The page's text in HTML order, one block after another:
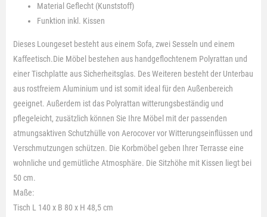
Material Geflecht (Kunststoff)
Funktion inkl. Kissen
Dieses Loungeset besteht aus einem Sofa, zwei Sesseln und einem
Kaffeetisch.Die Möbel bestehen aus handgeflochtenem Polyrattan und
einer Tischplatte aus Sicherheitsglas. Des Weiteren besteht der Unterbau
aus rostfreiem Aluminium und ist somit ideal für den Außenbereich
geeignet. Außerdem ist das Polyrattan witterungsbeständig und
pflegeleicht, zusätzlich können Sie Ihre Möbel mit der passenden
atmungsaktiven Schutzhülle von Aerocover vor Witterungseinflüssen und
Verschmutzungen schützen. Die Korbmöbel geben Ihrer Terrasse eine
wohnliche und gemütliche Atmosphäre. Die Sitzhöhe mit Kissen liegt bei
50 cm.
Maße:
Tisch L 140 x B 80 x H 48,5 cm